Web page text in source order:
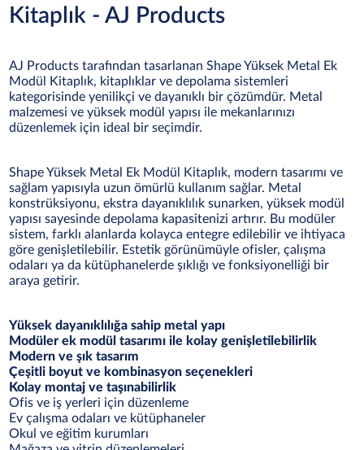
Kitaplık - AJ Products
AJ Products tarafından tasarlanan Shape Yüksek Metal Ek
Modül Kitaplık, kitaplıklar ve depolama sistemleri
kategorisinde yenilikçi ve dayanıklı bir çözümdür. Metal
malzemesi ve yüksek modül yapısı ile mekanlarınızı
düzenlemek için ideal bir seçimdir.
Shape Yüksek Metal Ek Modül Kitaplık, modern tasarımı ve
sağlam yapısıyla uzun ömürlü kullanım sağlar. Metal
konstrüksiyonu, ekstra dayanıklılık sunarken, yüksek modül
yapısı sayesinde depolama kapasitenizi artırır. Bu modüler
sistem, farklı alanlarda kolayca entegre edilebilir ve ihtiyaca
göre genişletilebilir. Estetik görünümüyle ofisler, çalışma
odaları ya da kütüphanelerde şıklığı ve fonksiyonelliği bir
araya getirir.
Yüksek dayanıklılığa sahip metal yapı
Modüler ek modül tasarımı ile kolay genişletilebilirlik
Modern ve şık tasarım
Çeşitli boyut ve kombinasyon seçenekleri
Kolay montaj ve taşınabilirlik
Ofis ve iş yerleri için düzenleme
Ev çalışma odaları ve kütüphaneler
Okul ve eğitim kurumları